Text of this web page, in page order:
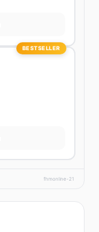
BESTSELLER
fhmonline-21